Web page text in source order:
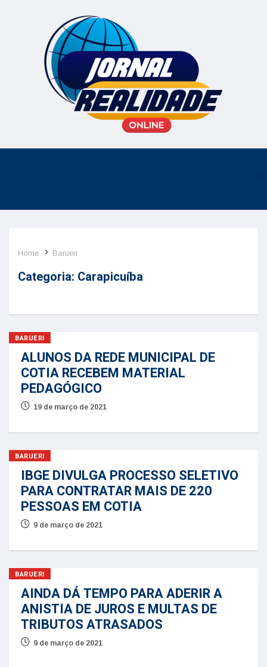
Home Barueri
Categoria: Carapicuíba
BARUERI
ALUNOS DA REDE MUNICIPAL DE
COTIA RECEBEM MATERIAL
PEDAGÓGICO
19 de março de 2021
BARUERI
IBGE DIVULGA PROCESSO SELETIVO
PARA CONTRATAR MAIS DE 220
PESSOAS EM COTIA
9 de março de 2021
BARUERI
AINDA DÁ TEMPO PARA ADERIR A
ANISTIA DE JUROS E MULTAS DE
TRIBUTOS ATRASADOS
9 de março de 2021